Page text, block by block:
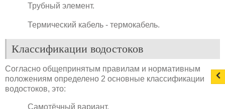
Трубный элемент.
Термический кабель - термокабель.
Классификации водостоков
Согласно общепринятым правилам и нормативным
положениям определено 2 основные классификации
водостоков, это:
Самотёчный вариант.